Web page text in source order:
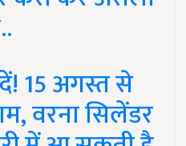
दें! 15 अगस्त से
वरना सिलेंडर